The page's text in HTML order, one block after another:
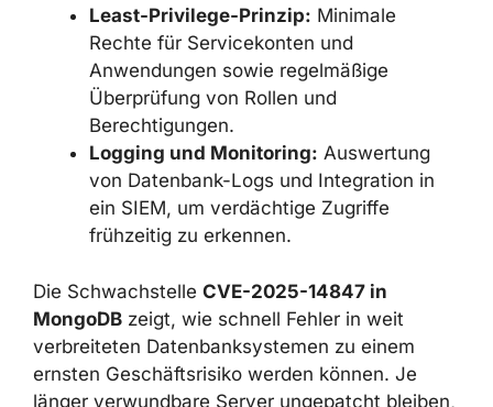
Zentrales Vulnerability Management:
Kontinuierliches Monitoring neuer CVEs
für eingesetzte Software und
regelmäßige Sicherheits-Scans.
Least-Privilege-Prinzip:
Rechte für Servicekonten und
Anwendungen sowie regelmäßige
Überprüfung von Rollen und
Berechtigungen.
von Datenbank-Logs und Integration in
ein SIEM, um verdächtige Zugriffe
frühzeitig zu erkennen.
Die SchwachstelleCVE-2025-14847 in